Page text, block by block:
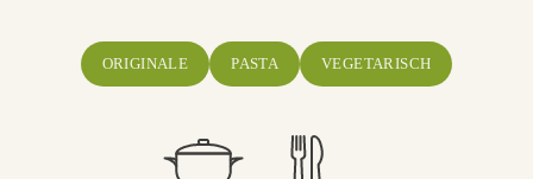
ORIGINALE PASTA VEGETARISCH